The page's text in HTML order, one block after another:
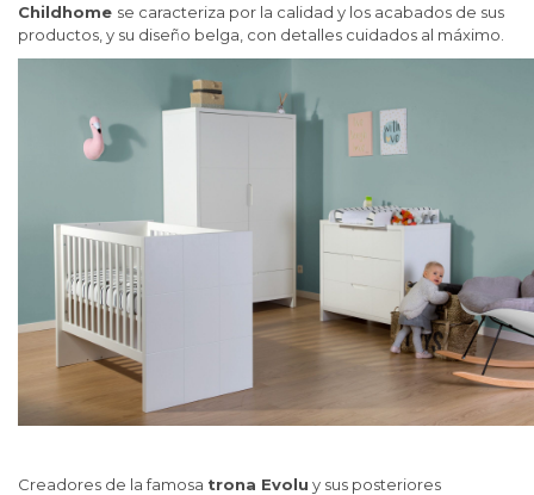
Childhome se caracteriza por la calidad y los acabados de sus
productos, y su diseño belga, con detalles cuidados al máximo.
Creadores de la famosa trona Evolu y sus posteriores